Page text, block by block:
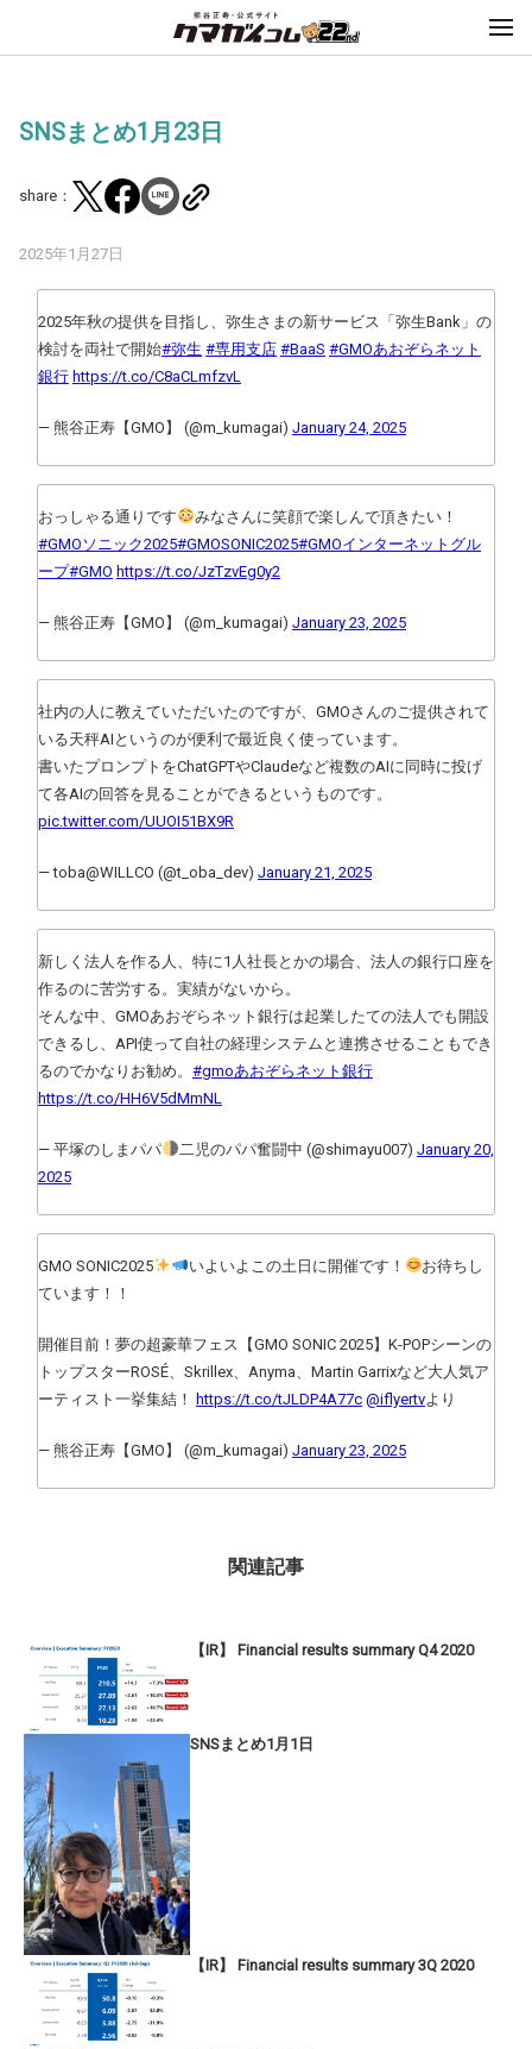
SNSまとめ1月23日
share：
2025年1月27日
2025年秋の提供を目指し、弥生さまの新サービス「弥生Bank」の
検討を両社で開始#弥生 #専用支店 #BaaS #GMOあおぞらネット
銀行 https://t.co/C8aCLmfzvL
— 熊谷正寿【GMO】 (@m_kumagai) January 24, 2025
おっしゃる通りです
みなさんに笑顔で楽しんで頂きたい！
#GMOソニック2025#GMOSONIC2025#GMOインターネットグル
ープ#GMO https://t.co/JzTzvEg0y2
— 熊谷正寿【GMO】 (@m_kumagai) January 23, 2025
社内の人に教えていただいたのですが、GMOさんのご提供されて
いる天秤AIというのが便利で最近良く使っています。
書いたプロンプトをChatGPTやClaudeなど複数のAIに同時に投げ
て各AIの回答を見ることができるというものです。
pic.twitter.com/UUOI51BX9R
— toba@WILLCO (@t_oba_dev) January 21, 2025
新しく法人を作る人、特に1人社長とかの場合、法人の銀行口座を
作るのに苦労する。実績がないから。
そんな中、GMOあおぞらネット銀行は起業したての法人でも開設
できるし、API使って自社の経理システムと連携させることもでき
るのでかなりお勧め。 #gmoあおぞらネット銀行
https://t.co/HH6V5dMmNL
— 平塚のしまパパ 二児のパパ奮闘中 (@shimayu007) January 20,
2025
GMO SONIC2025 いよいよこの土日に開催です！
お待ちし
ています！！
開催目前！夢の超豪華フェス【GMO SONIC 2025】K-POPシーンの
トップスターROSÉ、Skrillex、Anyma、Martin Garrixなど大人気ア
ーティスト一挙集結！
https://t.co/tJLDP4A77c @iflyertvより
— 熊谷正寿【GMO】 (@m_kumagai) January 23, 2025
関連記事
【IR】 Financial results summary Q4 2020
SNSまとめ1月1日
【IR】 Financial results summary 3Q 2020